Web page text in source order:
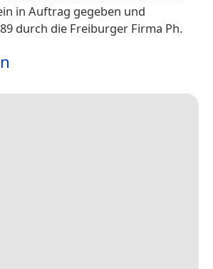
in Auftrag gegeben und
durch die Freiburger Firma Ph.